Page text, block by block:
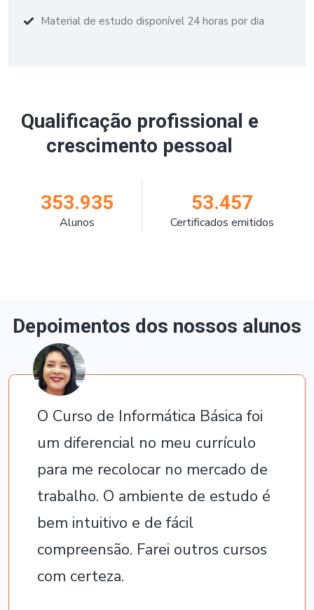
Material de estudo disponível 24 horas por dia
Qualificação profissional e
crescimento pessoal
353.935
Alunos
53.457
Certificados emitidos
Depoimentos dos nossos alunos
O Curso de Informática Básica foi
um diferencial no meu currículo
para me recolocar no mercado de
trabalho. O ambiente de estudo é
bem intuitivo e de fácil
compreensão. Farei outros cursos
com certeza.